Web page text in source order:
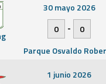
30 mayo 2026
0
-
0
Parque Osvaldo
1 junio 2026